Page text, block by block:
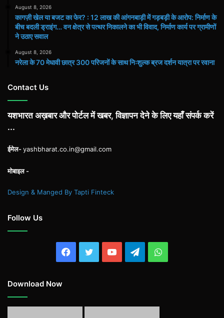
August 8, 2026
कागज़ी खेल या बजट का फेर? : 12 लाख की आंगनबाड़ी में गड़बड़ी के आरोप: निर्माण के
बीच बदली ड्राइंग… वन क्षेत्र से पत्थर निकालने का भी विवाद, निर्माण कार्य पर ग्रामीणों
ने उठाए सवाल
August 8, 2026
नरेला के 70 मेधावी छात्र 300 परिजनों के साथ निःशुल्क ब्रज दर्शन यात्रा पर रवाना
Contact Us
यशभारत अख़बार और पोर्टल में खबर, विज्ञापन देने के लिए यहाँ संपर्क करें
...
ईमेल-yashbharat.co.in@gmail.com
मोबाइल -
Design & Manged By Tapti Finteck
Follow Us
Facebook
TwitterYouTubeTelegramWhatsApp
Download Now